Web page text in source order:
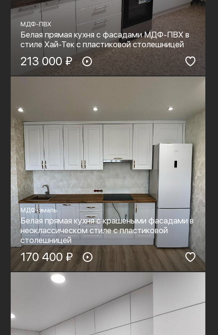
МДФ-ПВХ
Белая прямая кухня с фасадами МДФ-ПВХ в
стиле Хай-Тек с пластиковой столешницей
213 000 ₽
МДФ-эмаль
Белая прямая кухня с крашеными фасадами в
неоклассическом стиле с пластиковой
столешницей
170 400 ₽